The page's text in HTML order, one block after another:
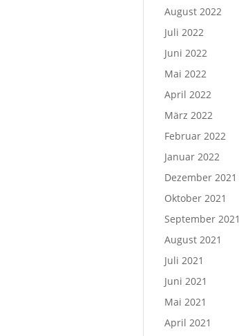
August 2022
Juli 2022
Juni 2022
Mai 2022
April 2022
März 2022
Februar 2022
Januar 2022
Dezember 2021
Oktober 2021
September 2021
August 2021
Juli 2021
Juni 2021
Mai 2021
April 2021